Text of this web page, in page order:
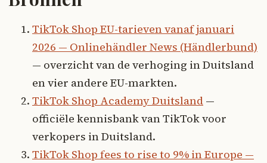
TikTok Shop EU-tarieven vanaf januari
2026 — Onlinehändler News (Händlerbund)
— overzicht van de verhoging in Duitsland
en vier andere EU-markten.
TikTok Shop Academy Duitsland —
officiële kennisbank van TikTok voor
verkopers in Duitsland.
TikTok Shop fees to rise to 9% in Europe —